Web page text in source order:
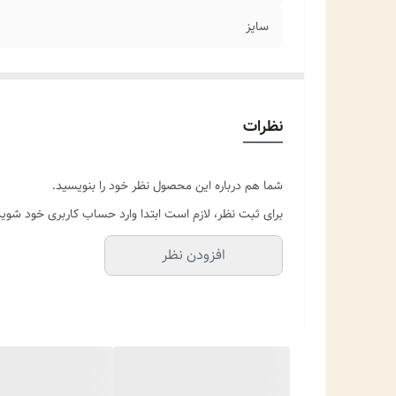
سایز
نظرات
شما هم درباره این محصول نظر خود را بنویسید.
برای ثبت نظر، لازم است ابتدا وارد حساب کاربری خود
افزودن نظر